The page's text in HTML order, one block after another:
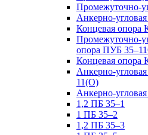
Промежуточно-
Анкерно-
Концевая опора
Промежуточно-
опора ПУБ
Концевая опора
Анкерно-
11(О)
Анкерно-
1,2 ПБ 35–1
1 ПБ 35–2
1,2 ПБ 35–3